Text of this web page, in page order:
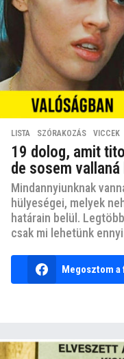
LISTA ,SZÓRAKOZÁS ,VICCEK
19 dolog, amit
de sosem vallaná
Mindannyiunknak
hülyeségei, melyek
határain belül.
csak mi lehetünk
Megosztom